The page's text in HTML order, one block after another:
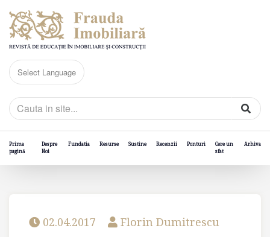
Prima
pagină
Despre
Noi
Fundatia Resurse Sustine Recenzii Ponturi
Cere un
sfat
Arhiva
02.04.2017 Florin Dumitrescu